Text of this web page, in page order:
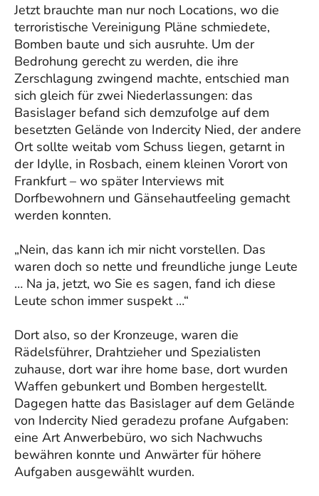
Jetzt brauchte man nur noch Locations, wo die
terroristische Vereinigung Pläne schmiedete,
Bomben baute und sich ausruhte. Um der
Bedrohung gerecht zu werden, die ihre
Zerschlagung zwingend machte, entschied man
sich gleich für zwei Niederlassungen: das
Basislager befand sich demzufolge auf dem
besetzten Gelände von Indercity Nied, der andere
Ort sollte weitab vom Schuss liegen, getarnt in
der Idylle, in Rosbach, einem kleinen Vorort von
Frankfurt – wo später Interviews mit
Dorfbewohnern und Gänsehautfeeling gemacht
werden konnten.
„Nein, das kann ich mir nicht vorstellen. Das
waren doch so nette und freundliche junge Leute
… Na ja, jetzt, wo Sie es sagen, fand ich diese
Leute schon immer suspekt …“
Dort also, so der Kronzeuge, waren die
Rädelsführer, Drahtzieher und Spezialisten
zuhause, dort war ihre home base, dort wurden
Waffen gebunkert und Bomben hergestellt.
Dagegen hatte das Basislager auf dem Gelände
von Indercity Nied geradezu profane Aufgaben:
eine Art Anwerbebüro, wo sich Nachwuchs
bewähren konnte und Anwärter für höhere
Aufgaben ausgewählt wurden.